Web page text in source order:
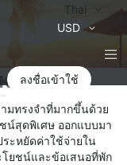
Language
Thai
USD
ลงชื่อเข้าใช้
มทรงจำที่มากขึ้นด้วย
น์สุดพิเศษ ออกแบบมา
ะหยัดค่าใช้จ่ายใน
ยชน์และข้อเสนอที่พัก